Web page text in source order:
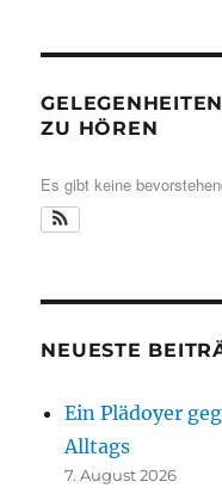
ZU HÖREN
Es gibt keine
NEUESTE
Ein Plädoyer
Alltags
7. August 2026